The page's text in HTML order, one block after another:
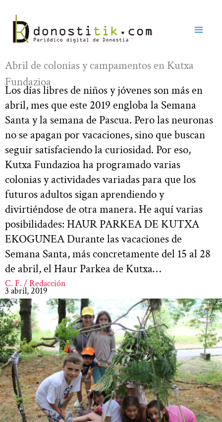
contenido
Abril de colonias y campamentos en Kutxa
Fundazioa
Los días libres de niños y jóvenes son más en
abril, mes que este 2019 engloba la Semana
Santa y la semana de Pascua. Pero las neuronas
no se apagan por vacaciones, sino que buscan
seguir satisfaciendo la curiosidad. Por eso,
Kutxa Fundazioa ha programado varias
colonias y actividades variadas para que los
futuros adultos sigan aprendiendo y
divirtiéndose de otra manera. He aquí varias
posibilidades: HAUR PARKEA DE KUTXA
EKOGUNEA Durante las vacaciones de
Semana Santa, más concretamente del 15 al 28
de abril, el Haur Parkea de Kutxa…
C. F. / Redacción
3 abril, 2019